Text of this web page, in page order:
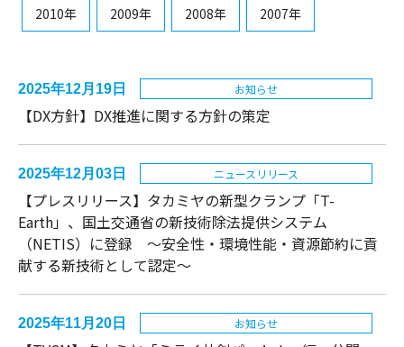
2010年 2009年 2008年 2007年
2025年12月19日 お知らせ
【DX方針】DX推進に関する方針の策定
2025年12月03日 ニュースリリース
【プレスリリース】タカミヤの新型クランプ「T-
Earth」、国土交通省の新技術除法提供システム
（NETIS）に登録 〜安全性・環境性能・資源節約に貢
献する新技術として認定〜
2025年11月20日 お知らせ